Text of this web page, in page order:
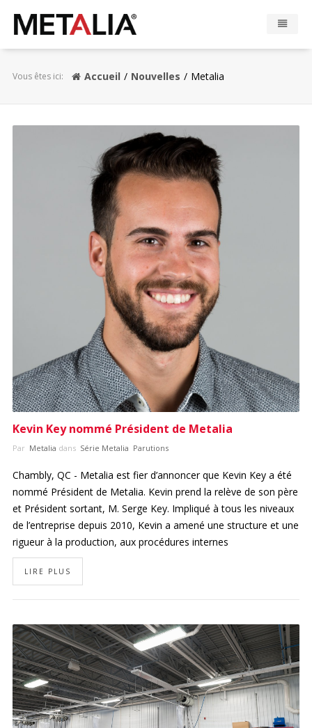
CONFIGURATEUR
Connexion
Vous êtes ici: Accueil Nouvelles Metalia
Kevin Key nommé Président de Metalia
Par Metalia dans Série Metalia Parutions
Chambly, QC - Metalia est fier d’annoncer que Kevin Key a été
nommé Président de Metalia. Kevin prend la relève de son père
et Président sortant, M. Serge Key. Impliqué à tous les niveaux
de l’entreprise depuis 2010, Kevin a amené une structure et une
rigueur à la production, aux procédures internes
LIRE PLUS